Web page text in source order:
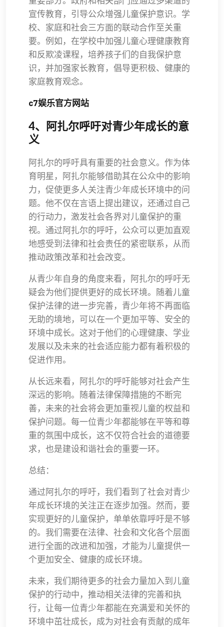
宣传教育，引导公众增强儿童保护意识。学
校、家庭和社会三方面的联动合作至关重
要。例如，在学校中加强儿童心理健康教育
和反欺凌课程，培养孩子们的自我保护意
识，并加强家长教育，倡导更积极、健康的
家庭教育观念。
c7娱乐官方网站
4、阿扎尔呼吁对青少年成长的意
义
阿扎尔的呼吁具有重要的社会意义。作为体
育明星，阿扎尔能够借助其在公众中的影响
力，促使更多人关注青少年成长环境中的问
题。他不仅在言语上提出建议，还通过自己
的行动力，激发社会各界对儿童保护的重
视。通过阿扎尔的呼吁，公众可以更加直观
地感受到法律和社会责任的紧密联系，从而
推动政策改革和社会改变。
从青少年自身的角度来看，阿扎尔的呼吁无
疑会为他们提供更好的成长环境。随着儿童
保护法律的进一步完善，青少年将不再面临
无助的境地，可以在一个更加平等、安全的
环境中成长。这对于他们的心理健康、学业
发展以及未来的社会适应能力都有着积极的
促进作用。
从长远来看，阿扎尔的呼吁能够对社会产生
深远的影响。随着法律保障措施的不断完
善，未来的社会将会更加重视儿童的权益和
保护问题。每一位青少年都能够在平等和尊
重的氛围中成长，这不仅符合社会的道德要
求，也是建设和谐社会的重要一环。
总结：
通过阿扎尔的呼吁，我们看到了社会对青少
年成长环境的关注正在逐步加强。然而，要
实现更好的儿童保护，单单依靠呼吁是不够
的。我们需要在法律、社会和文化各个层面
进行全面的改进和加强，才能为儿童提供一
个更加安全、健康的成长环境。
未来，我们期待更多的社会力量加入到儿童
保护的行动中，推动相关法律的完善和执
行，让每一位青少年都能在充满爱和关怀的
环境中茁壮成长，成为对社会有贡献的成年